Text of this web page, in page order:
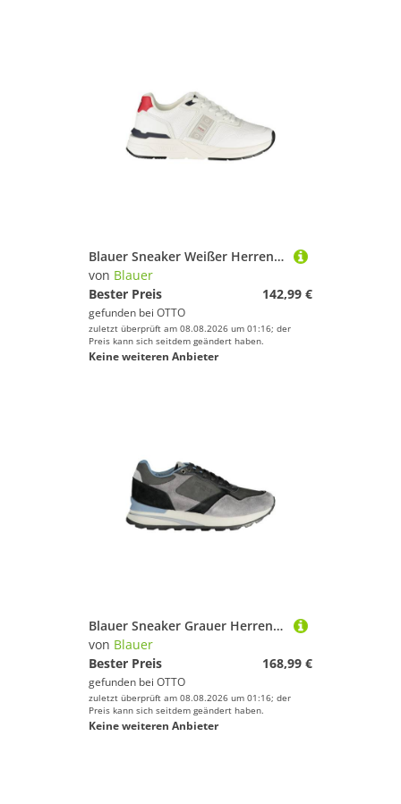
Blauer Sneaker Weißer Herrensportschuh mit Kontrastdetails und
von Blauer
Bester Preis
142,99 €
gefunden bei OTTO
zuletzt überprüft am 08.08.2026 um 01:16; der
Preis kann sich seitdem geändert haben.
Keine weiteren Anbieter
Blauer Sneaker Grauer Herren-Sportschuh mit Kontrasten und
von Blauer
Bester Preis
168,99 €
gefunden bei OTTO
zuletzt überprüft am 08.08.2026 um 01:16; der
Preis kann sich seitdem geändert haben.
Keine weiteren Anbieter